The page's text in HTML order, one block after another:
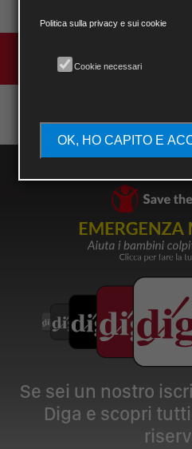
SAVE
Se sei un nostro
Diga e scopri
Politica sulla privacy e sui cookie
Cookie necessari
OK, HO CAPITO E